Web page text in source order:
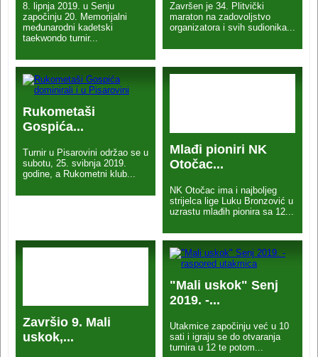
8. lipnja 2019. u Senju
započinju 20. Memorijalni
međunarodni kadetski
taekwondo turnir...
Završen je 34. Plitvički
maraton na zadovoljstvo
organizatora i svih sudionika...
Rukometaši
Gospića...
Turnir u Pisarovini održao se u
subotu, 25. svibnja 2019.
godine, a Rukometni klub...
Mlađi pioniri NK
Otočac...
NK Otočac ima i najboljeg
strijelca lige Luku Bronzović u
uzrastu mlađih pionira sa 12...
Završio 9. Mali
uskok,...
"Mali uskok" Senj
2019. -...
Utakmice započinju već u 10
sati i igraju se do otvaranja
turnira u 12 te potom...